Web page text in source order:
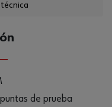
de prueba